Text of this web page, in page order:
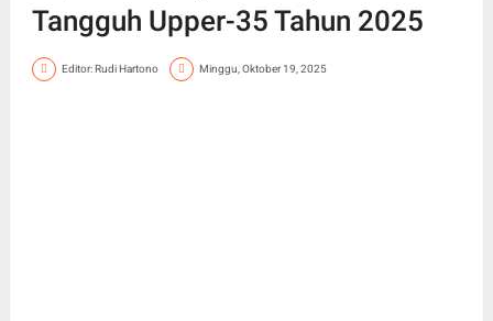
Tangguh Upper-35 Tahun 2025
Editor: Rudi Hartono Minggu, Oktober 19, 2025